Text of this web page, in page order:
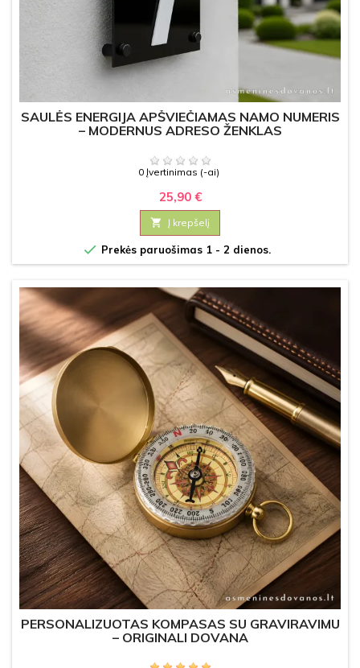
SAULĖS ENERGIJA APŠVIEČIAMAS NAMO NUMERIS
– MODERNUS ADRESO ŽENKLAS
0 Įvertinimas (-ai)
25,90 €
 Į krepšelį
 Prekės paruošimas 1 - 2 dienos.
PERSONALIZUOTAS KOMPASAS SU GRAVIRAVIMU
– ORIGINALI DOVANA